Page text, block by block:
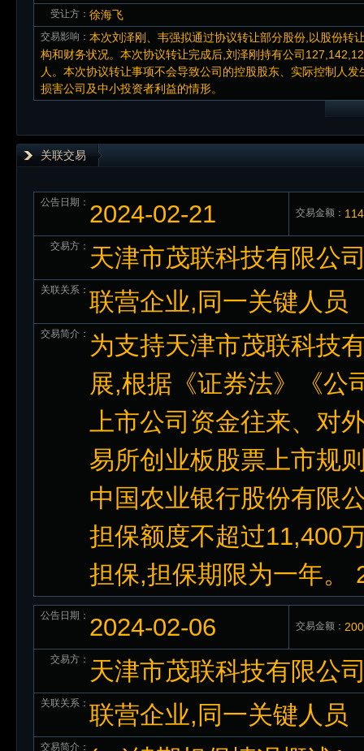
受让方： 徐海飞
交易影响： 本次刘泽刚、韦强拟通过协议转让部分股份,以股份转
构和财务状况。本次协议转让完成后,刘泽刚持有公司
人。本次协议转让事项不会导致公司的控股股东、实际控制人
损害公司及中小投资者利益的情形。
关联交易
公告日期： 2024-02-21 交易金额：
交易方： 天津市茂联科技有限公
关联关系： 联营企业,同一关键人员
交易简介： 为支持天津市茂联科技
展,根据《证券法》《公
上市公司资金往来、对
易所创业板股票上市规
中国农业银行股份有限
担保额度不超过11,400
担保,担保期限为一年。
公告日期： 2024-02-06 交易金额：
交易方： 天津市茂联科技有限公
关联关系： 联营企业,同一关键人员
交易简介：